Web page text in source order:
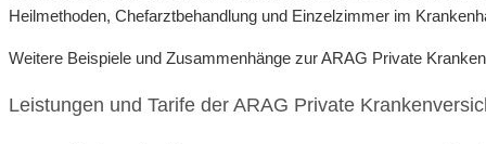
Heilmethoden, Chefarztbehandlung und Einzelzimmer im
Weitere Beispiele und Zusammenhänge zur ARAG Private
Leistungen und Tarife der ARAG Private